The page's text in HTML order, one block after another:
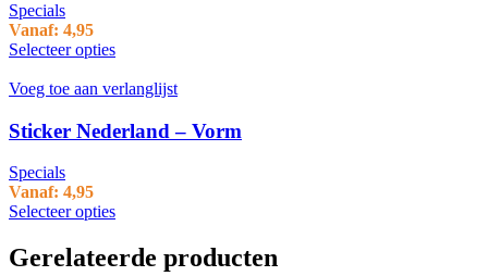
Specials
Vanaf: 4,95
Selecteer opties
Voeg toe aan verlanglijst
Sticker Nederland – Vorm
Specials
Vanaf: 4,95
Selecteer opties
Gerelateerde producten